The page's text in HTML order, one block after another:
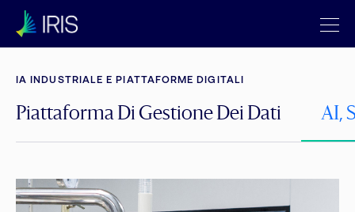
IA INDUSTRIALE E PIATTAFORME DIGITALI
Piattaforma Di Gestione Dei Dati AI,